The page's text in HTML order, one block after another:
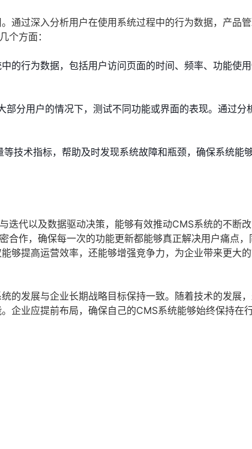
通过深入分析用户在使用系统过程中的行为数据，产品
个方面：
的行为数据，包括用户访问页面的时间、频率、功能使
分用户的情况下，测试不同功能或界面的表现。通过分
技术指标，帮助及时发现系统故障和瓶颈，确保系统能
迭代以及数据驱动决策，能够有效推动CMS系统的不断改
合作，确保每一次的功能更新都能够真正解决用户痛点，
够提高运营效率，还能够增强竞争力，为企业带来更大
的发展与企业长期战略目标保持一致。随着技术的发展
企业应提前布局，确保自己的CMS系统能够始终保持在